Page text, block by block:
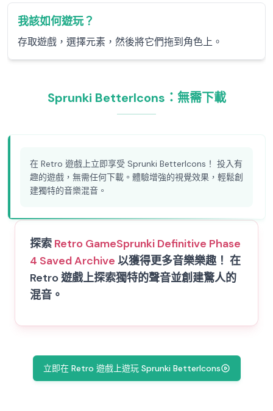
我該如何遊玩？
存取遊戲，選擇元素，然後將它們拖到角色上。
Sprunki BetterIcons：無需下載
在 Retro 遊戲上立即享受 Sprunki BetterIcons！ 投入有
趣的遊戲，無需任何下載。體驗增強的視覺效果，輕鬆創
建獨特的音樂混音。
探索 Retro GameSprunki Definitive Phase
4 Saved Archive 以獲得更多音樂樂趣！ 在
Retro 遊戲上探索獨特的聲音並創建驚人的
混音。
立即在 Retro 遊戲上遊玩 Sprunki BetterIcons